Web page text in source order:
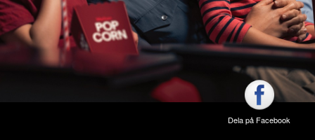
Dela på Facebook